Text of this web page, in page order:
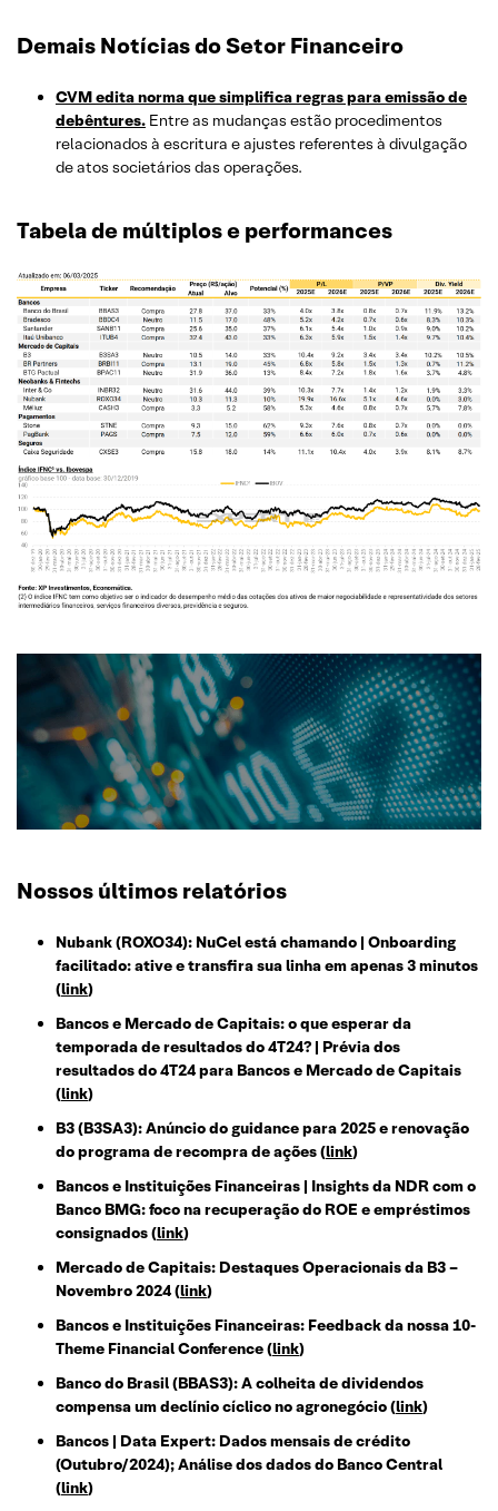
Demais Notícias do Setor Financeiro
CVM edita norma que simplifica regras para emissão de
debêntures. Entre as mudanças estão procedimentos
relacionados à escritura e ajustes referentes à divulgação
de atos societários das operações.
Tabela de múltiplos e performances
Nossos últimos relatórios
Nubank (ROXO34): NuCel está chamando | Onboarding
facilitado: ative e transfira sua linha em apenas 3 minutos
(link)
Bancos e Mercado de Capitais: o que esperar da
temporada de resultados do 4T24? | Prévia dos
resultados do 4T24 para Bancos e Mercado de Capitais
(link)
B3 (B3SA3): Anúncio do guidance para 2025 e renovação
do programa de recompra de ações(link)
Bancos e Instituições Financeiras | Insights da NDR com o
Banco BMG: foco na recuperação do ROE e empréstimos
consignados(link)
Mercado de Capitais: Destaques Operacionais da B3 –
Novembro 2024(link)
Bancos e Instituições Financeiras: Feedback da nossa 10-
Theme Financial Conference(link)
Banco do Brasil (BBAS3): A colheita de dividendos
compensa um declínio cíclico no agronegócio(link)
Bancos | Data Expert: Dados mensais de crédito
(Outubro/2024); Análise dos dados do Banco Central
(link)